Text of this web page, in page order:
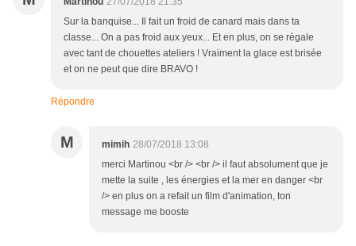
Sur la banquise... Il fait un froid de canard mais dans ta
classe... On a pas froid aux yeux... Et en plus, on se régale
avec tant de chouettes ateliers ! Vraiment la glace est brisée
et on ne peut que dire BRAVO !
Répondre
M mimih 28/07/2018 13:08
merci Martinou <br /> <br /> il faut absolument que je
mette la suite , les énergies et la mer en danger <br
/> en plus on a refait un film d'animation, ton
message me booste